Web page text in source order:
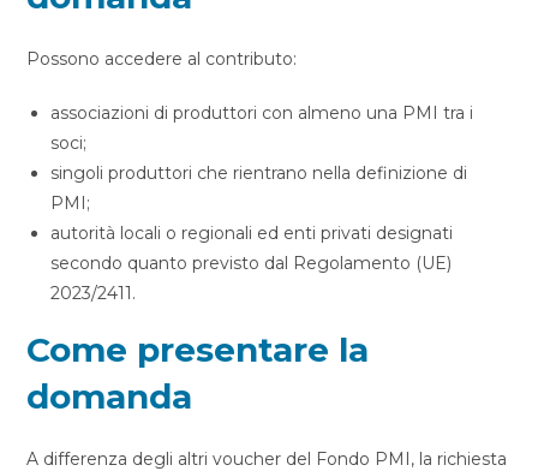
Possono accedere al contributo:
associazioni di produttori con almeno una PMI tra i
soci;
singoli produttori che rientrano nella definizione di
PMI;
autorità locali o regionali ed enti privati designati
secondo quanto previsto dal Regolamento (UE)
2023/2411.
Come presentare la
domanda
A differenza degli altri voucher del Fondo PMI, la richiesta